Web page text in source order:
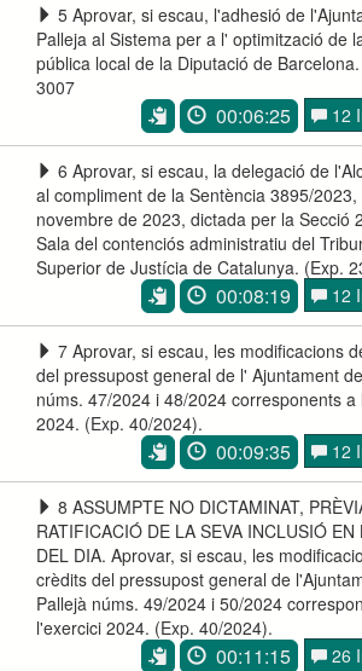
5 Aprovar, si escau, l'adhesió de
Palleja al Sistema per a l' optimització de
pública local de la Diputació de
3007
00:06:25 12
6 Aprovar, si escau, la delegació de
al compliment de la Sentència 3895/
novembre de 2023, dictada per la Secció
Sala del contenciós administratiu del
Superior de Justícia de Catalunya. (Exp.
00:08:19 12
7 Aprovar, si escau, les modificacions
del pressupost general de l' Ajuntament
núms. 47/2024 i 48/2024 corresponents a
2024. (Exp. 40/2024).
00:09:35 12
8 ASSUMPTE NO DICTAMINAT,
RATIFICACIÓ DE LA SEVA INCLUSIÓ EN
DEL DIA. Aprovar, si escau, les
crèdits del pressupost general de
Pallejà núms. 49/2024 i 50/2024
l'exercici 2024. (Exp. 40/2024).
00:11:15 26